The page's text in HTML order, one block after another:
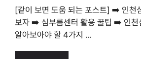
[같이 보면 도움 되는 포스트] ➡️ 인천
보자 ➡️ 심부름센터 활용 꿀팁 ➡️ 인천
알아보아야 할 4가지 ...